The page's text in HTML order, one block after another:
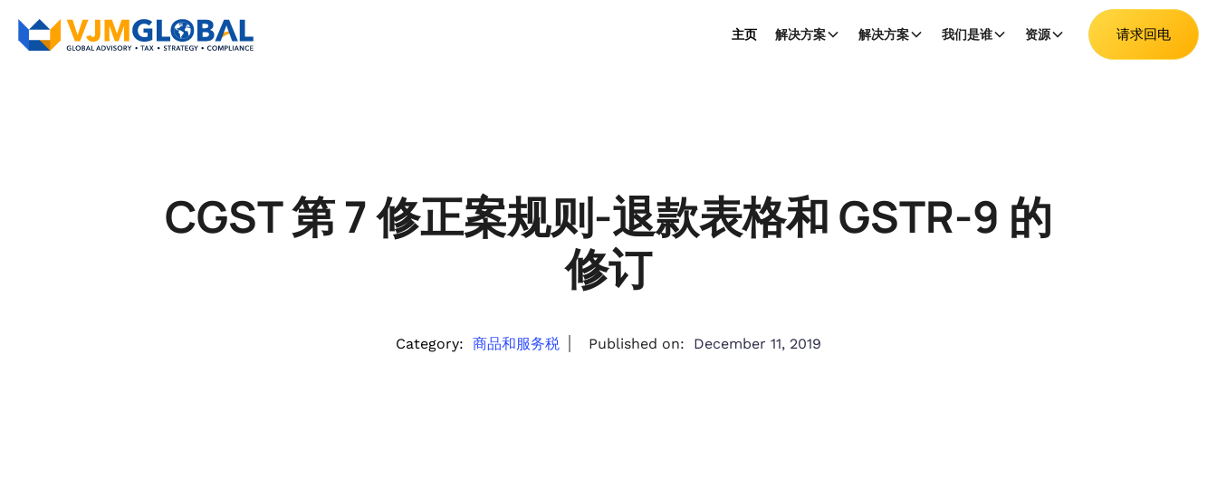
主页 解决方案 解决方案 我们是谁 资源 请求回电
CGST 第 7 修正案规则-退款表格和 GSTR-9 的
修订
Category: 商品和服务税 Published on: December 11, 2019